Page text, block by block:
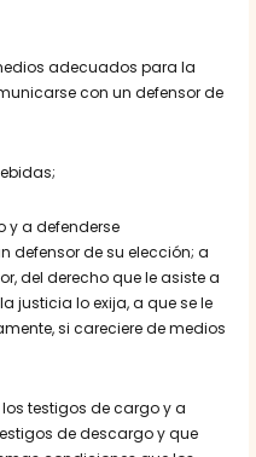
adecuados para la
con un defensor de
y a defenderse
defensor de su elección; a
del derecho que le asiste a
justicia lo exija, a que se le
si careciere de medios
testigos de cargo y a
de descargo y que